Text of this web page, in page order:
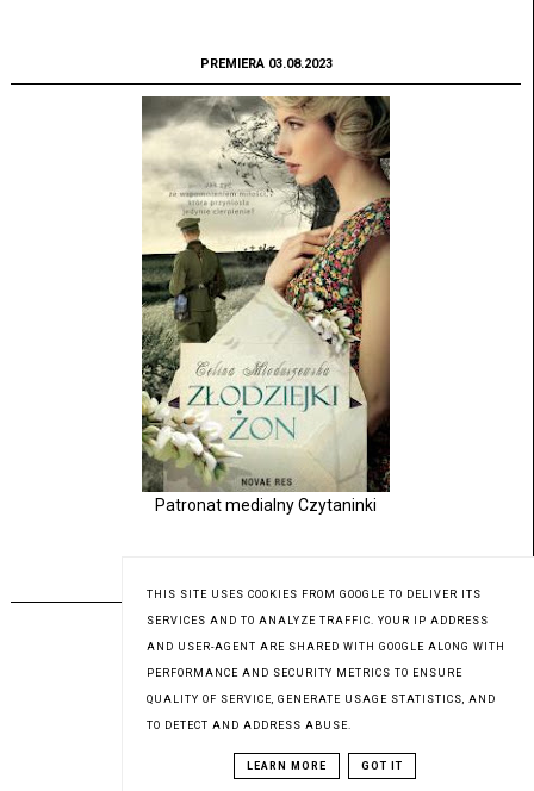
PREMIERA 03.08.2023
Patronat medialny Czytaninki
THIS SITE USES COOKIES FROM GOOGLE TO DELIVER ITS
SERVICES AND TO ANALYZE TRAFFIC. YOUR IP ADDRESS
AND USER-AGENT ARE SHARED WITH GOOGLE ALONG WITH
PERFORMANCE AND SECURITY METRICS TO ENSURE
QUALITY OF SERVICE, GENERATE USAGE STATISTICS, AND
TO DETECT AND ADDRESS ABUSE.
LEARN MORE GOT IT